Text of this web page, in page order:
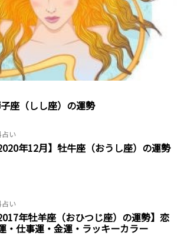
子座（しし座）の運勢
占い
2020年12月】牡牛座（おうし座）の運勢
占い
2017年牡羊座（おひつじ座）の運勢】恋
・仕事運・金運・ラッキーカラー